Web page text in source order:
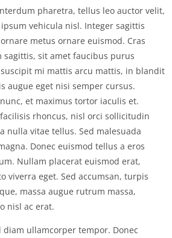
pharetra, tellus leo auctor velit,
vehicula nisl. Integer sagittis
metus ornare euismod. Cras
sagittis, sit amet faucibus purus
mi mattis arcu mattis, in blandit
augue eget nisi semper cursus.
et maximus tortor iaculis et.
rhoncus, nisl orci sollicitudin
nulla vitae tellus. Sed malesuada
Donec euismod tellus a eros
Nullam placerat euismod erat,
viverra eget. Sed accumsan, turpis
massa augue rutrum massa,
nisl ac erat.
ullamcorper tempor. Donec